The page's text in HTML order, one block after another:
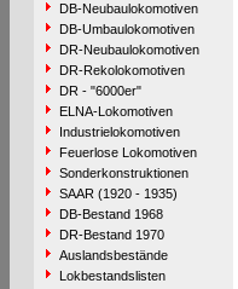
DB-Neubaulokomotiven
DB-Umbaulokomotiven
DR-Neubaulokomotiven
DR-Rekolokomotiven
DR - "6000er"
ELNA-Lokomotiven
Industrielokomotiven
Feuerlose Lokomotiven
Sonderkonstruktionen
SAAR (1920 - 1935)
DB-Bestand 1968
DR-Bestand 1970
Auslandsbestände
Lokbestandslisten